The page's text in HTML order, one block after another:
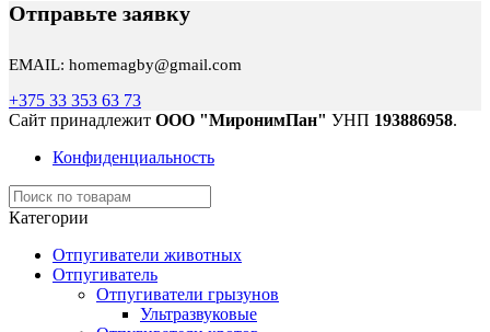
Отправьте заявку
EMAIL: homemagby@gmail.com
+375 33 353 63 73
Сайт принадлежит ООО "МиронимПан" УНП 193886958.
Конфиденциальность
Категории
Отпугиватели животных
Отпугиватель
Отпугиватели грызунов
Ультразвуковые